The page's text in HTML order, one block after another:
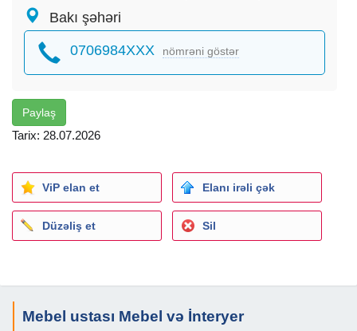
Bakı şəhəri
0706984XXX nömrəni göstər
Paylaş
Tarix: 28.07.2026
ViP elan et Elanı irəli çək
Düzəliş et Sil
Mebel ustası Mebel və İnteryer